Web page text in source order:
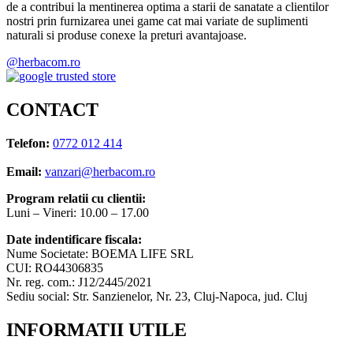
de a contribui la mentinerea optima a starii de sanatate a clientilor
nostri prin furnizarea unei game cat mai variate de suplimenti
naturali si produse conexe la preturi avantajoase.
@herbacom.ro
CONTACT
Telefon: 0772 012 414
Email: vanzari@herbacom.ro
Program relatii cu clientii:
Luni – Vineri: 10.00 – 17.00
Date indentificare fiscala:
Nume Societate: BOEMA LIFE SRL
CUI: RO44306835
Nr. reg. com.: J12/2445/2021
Sediu social: Str. Sanzienelor, Nr. 23, Cluj-Napoca, jud. Cluj
INFORMATII UTILE